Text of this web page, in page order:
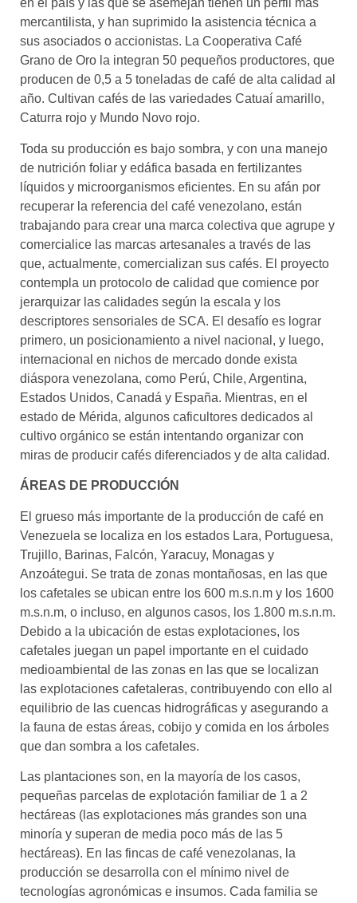
en el país y las que se asemejan tienen un perfil más
mercantilista, y han suprimido la asistencia técnica a
sus asociados o accionistas. La Cooperativa Café
Grano de Oro la integran 50 pequeños productores, que
producen de 0,5 a 5 toneladas de café de alta calidad al
año. Cultivan cafés de las variedades Catuaí amarillo,
Caturra rojo y Mundo Novo rojo.
Toda su producción es bajo sombra, y con una manejo
de nutrición foliar y edáfica basada en fertilizantes
líquidos y microorganismos eficientes. En su afán por
recuperar la referencia del café venezolano, están
trabajando para crear una marca colectiva que agrupe y
comercialice las marcas artesanales a través de las
que, actualmente, comercializan sus cafés. El proyecto
contempla un protocolo de calidad que comience por
jerarquizar las calidades según la escala y los
descriptores sensoriales de SCA. El desafío es lograr
primero, un posicionamiento a nivel nacional, y luego,
internacional en nichos de mercado donde exista
diáspora venezolana, como Perú, Chile, Argentina,
Estados Unidos, Canadá y España. Mientras, en el
estado de Mérida, algunos caficultores dedicados al
cultivo orgánico se están intentando organizar con
miras de producir cafés diferenciados y de alta calidad.
ÁREAS DE PRODUCCIÓN
El grueso más importante de la producción de café en
Venezuela se localiza en los estados Lara, Portuguesa,
Trujillo, Barinas, Falcón, Yaracuy, Monagas y
Anzoátegui. Se trata de zonas montañosas, en las que
los cafetales se ubican entre los 600 m.s.n.m y los 1600
m.s.n.m, o incluso, en algunos casos, los 1.800 m.s.n.m.
Debido a la ubicación de estas explotaciones, los
cafetales juegan un papel importante en el cuidado
medioambiental de las zonas en las que se localizan
las explotaciones cafetaleras, contribuyendo con ello al
equilibrio de las cuencas hidrográficas y asegurando a
la fauna de estas áreas, cobijo y comida en los árboles
que dan sombra a los cafetales.
Las plantaciones son, en la mayoría de los casos,
pequeñas parcelas de explotación familiar de 1 a 2
hectáreas (las explotaciones más grandes son una
minoría y superan de media poco más de las 5
hectáreas). En las fincas de café venezolanas, la
producción se desarrolla con el mínimo nivel de
tecnologías agronómicas e insumos. Cada familia se